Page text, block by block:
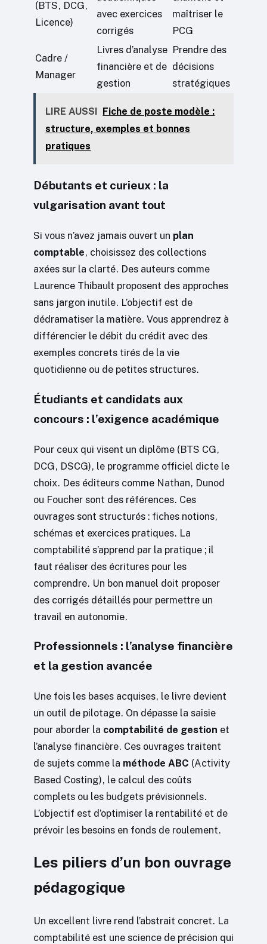
(BTS, DCG,
Licence)
avec exercices
corrigés
maîtriser le
PCG
Cadre /
Manager
Livres d’analyse
financière et de
gestion
Prendre des
décisions
stratégiques
LIRE AUSSI Fiche de poste modèle :
structure, exemples et bonnes
pratiques
Débutants et curieux : la
vulgarisation avant tout
Si vous n’avez jamais ouvert un plan
comptable, choisissez des collections
axées sur la clarté. Des auteurs comme
Laurence Thibault proposent des approches
sans jargon inutile. L’objectif est de
dédramatiser la matière. Vous apprendrez à
différencier le débit du crédit avec des
exemples concrets tirés de la vie
quotidienne ou de petites structures.
Étudiants et candidats aux
concours : l’exigence académique
Pour ceux qui visent un diplôme (BTS CG,
DCG, DSCG), le programme officiel dicte le
choix. Des éditeurs comme Nathan, Dunod
ou Foucher sont des références. Ces
ouvrages sont structurés : fiches notions,
schémas et exercices pratiques. La
comptabilité s’apprend par la pratique ; il
faut réaliser des écritures pour les
comprendre. Un bon manuel doit proposer
des corrigés détaillés pour permettre un
travail en autonomie.
Professionnels : l’analyse financière
et la gestion avancée
Une fois les bases acquises, le livre devient
un outil de pilotage. On dépasse la saisie
pour aborder la comptabilité de gestion et
l’analyse financière. Ces ouvrages traitent
de sujets comme la méthode ABC (Activity
Based Costing), le calcul des coûts
complets ou les budgets prévisionnels.
L’objectif est d’optimiser la rentabilité et de
prévoir les besoins en fonds de roulement.
Les piliers d’un bon ouvrage
pédagogique
Un excellent livre rend l’abstrait concret. La
comptabilité est une science de précision qui